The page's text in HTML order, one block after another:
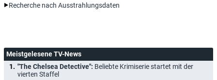
Recherche nach Ausstrahlungsdaten
Meistgelesene TV-News
"The Chelsea Detective": Beliebte Krimiserie startet mit der
vierten Staffel